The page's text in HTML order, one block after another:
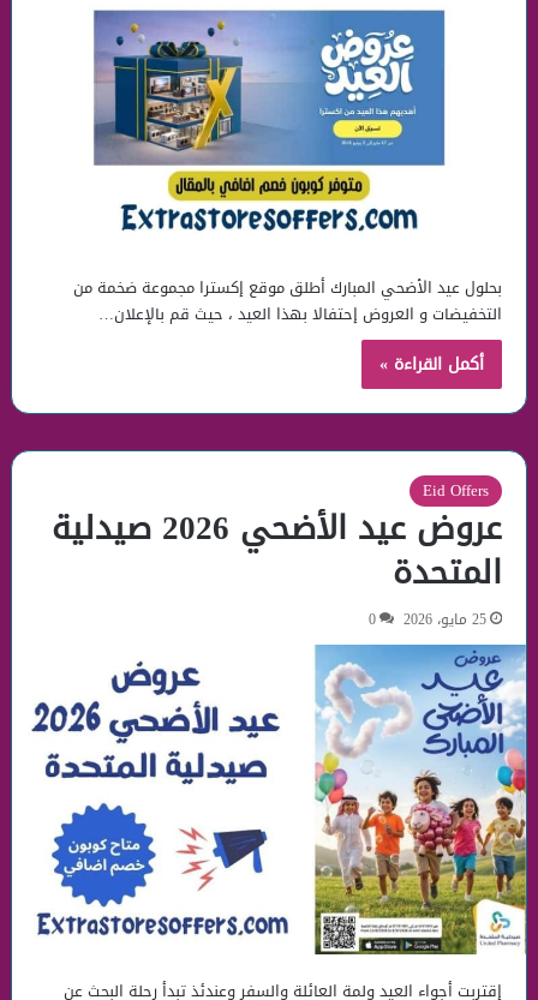
بحلول عيد الأضحي المبارك أطلق موقع إكسترا مجموعة ضخمة من
التخفيضات و العروض إحتفالا بهذا العيد ، حيث قم بالإعلان…
أكمل القراءة »
Eid Offers
عروض عيد الأضحي 2026 صيدلية
المتحدة
25 مايو، 2026 0
إقتربت أجواء العيد ولمة العائلة والسفر وعندئذ تبدأ رحلة البحث عن